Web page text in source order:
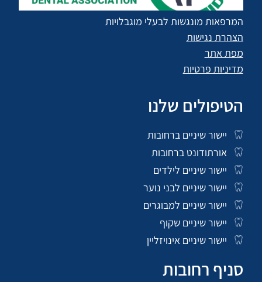
המרפאות מונגשות לבעלי מוגבלויות
הצהרת נגישות
מפת אתר
מדיניות פרטיות
הטיפולים שלנו
יישור שיניים ברחובות
אורתודונט ברחובות
יישור שיניים לילדים
יישור שיניים לבני נוער
יישור שיניים למבוגרים
יישור שיניים שקוף
יישור שיניים אינויזליין
סניף רחובות